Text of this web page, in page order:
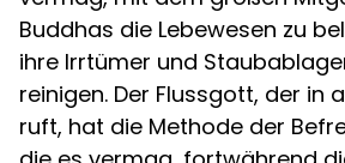
Buddhas die Lebewesen zu
ihre Irrtümer und
reinigen. Der Flussgott, der in
ruft, hat die Methode der